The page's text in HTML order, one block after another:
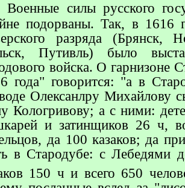
Военные силы русского
подорваны. Так, в 1616
разряда (Брянск,
Путивль) было
войска. О гарнизоне
года" говорится: "а в
Олексанлру Михайлову
Кологривову; а с ними:
и затинщиков 26 ч,
да 100 казаков; да
в Стародубе: с Лебедями
150 ч и всего 650